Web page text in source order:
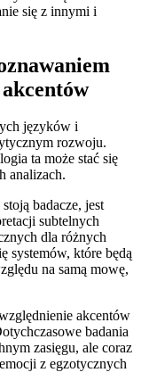
się z innymi i
języków‍ i
rozwoju.
ta ⁣może‌ stać‌ się
analizach.
⁣badacze,⁣ jest
‌subtelnych
‌dla​ różnych
systemów, ⁤które będą
na samą mowę,​
akcentów
badania
zasięgu,⁤ ale coraz
z ‌egzotycznych